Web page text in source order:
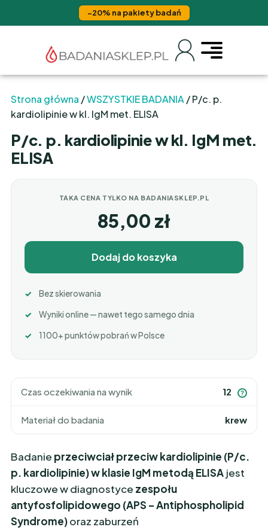
−20% na pakiety badań
Strona główna /WSZYSTKIE BADANIA / P/c. p.
kardiolipinie w kl. IgM met. ELISA
P/c. p. kardiolipinie w kl. IgM met.
ELISA
Czas oczekiwania na wynik 12 ?
Materiał do badania krew
Badanie przeciwciał przeciw kardiolipinie (P/c.
p. kardiolipinie) w klasie IgM metodą ELISA jest
kluczowe w diagnostyce zespołu
antyfosfolipidowego (APS – Antiphospholipid
Syndrome)oraz zaburzeń
TAKA CENA TYLKO NA BADANIASKLEP.PL
85,00 zł
Dodaj do koszyka
Bez skierowania
Wyniki online — nawet tego samego dnia
1100+ punktów pobrań w Polsce